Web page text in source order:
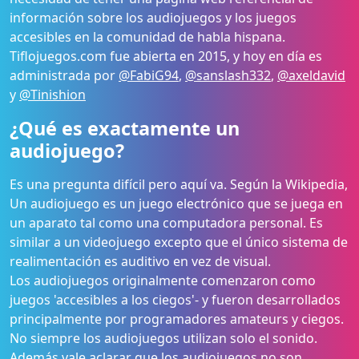
información sobre los audiojuegos y los juegos
accesibles en la comunidad de habla hispana.
Tiflojuegos.com fue abierta en 2015, y hoy en día es
administrada por @FabiG94, @sanslash332, @axeldavid
y @Tinishion
¿Qué es exactamente un
audiojuego?
Es una pregunta difícil pero aquí va. Según la Wikipedia,
Un audiojuego es un juego electrónico que se juega en
un aparato tal como una computadora personal. Es
similar a un videojuego excepto que el único sistema de
realimentación es auditivo en vez de visual.
Los audiojuegos originalmente comenzaron como
juegos 'accesibles a los ciegos'- y fueron desarrollados
principalmente por programadores amateurs y ciegos.
No siempre los audiojuegos utilizan solo el sonido.